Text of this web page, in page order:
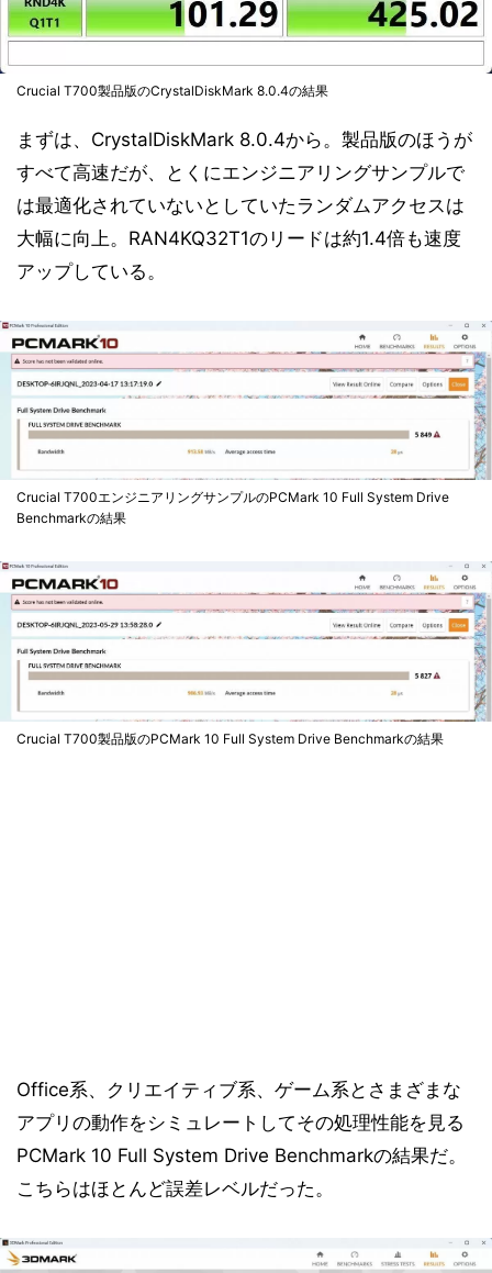
Crucial T700製品版のCrystalDiskMark 8.0.4の結果
まずは、CrystalDiskMark 8.0.4から。製品版のほうが
すべて高速だが、とくにエンジニアリングサンプルで
は最適化されていないとしていたランダムアクセスは
大幅に向上。RAN4KQ32T1のリードは約1.4倍も速度
アップしている。
Crucial T700エンジニアリングサンプルのPCMark 10 Full System Drive
Benchmarkの結果
Crucial T700製品版のPCMark 10 Full System Drive Benchmarkの結果
Office系、クリエイティブ系、ゲーム系とさまざまな
アプリの動作をシミュレートしてその処理性能を見る
PCMark 10 Full System Drive Benchmarkの結果だ。
こちらはほとんど誤差レベルだった。